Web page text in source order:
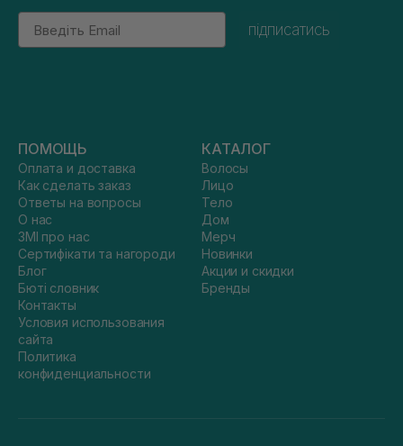
Email
підписатись
ПОМОЩЬ
Оплата и доставка
Как сделать заказ
Ответы на вопросы
О нас
ЗМІ про нас
Сертифікати та нагороди
Блог
Бюті словник
Контакты
Условия использования
сайта
Политика
конфиденциальности
КАТАЛОГ
Волосы
Лицо
Тело
Дом
Мерч
Новинки
Акции и скидки
Бренды